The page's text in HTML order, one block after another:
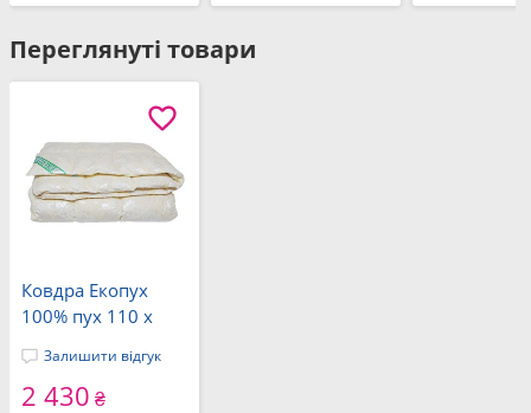
Переглянуті товари
Ковдра Екопух
100% пух 110 x
Залишити відгук
2 430 ₴